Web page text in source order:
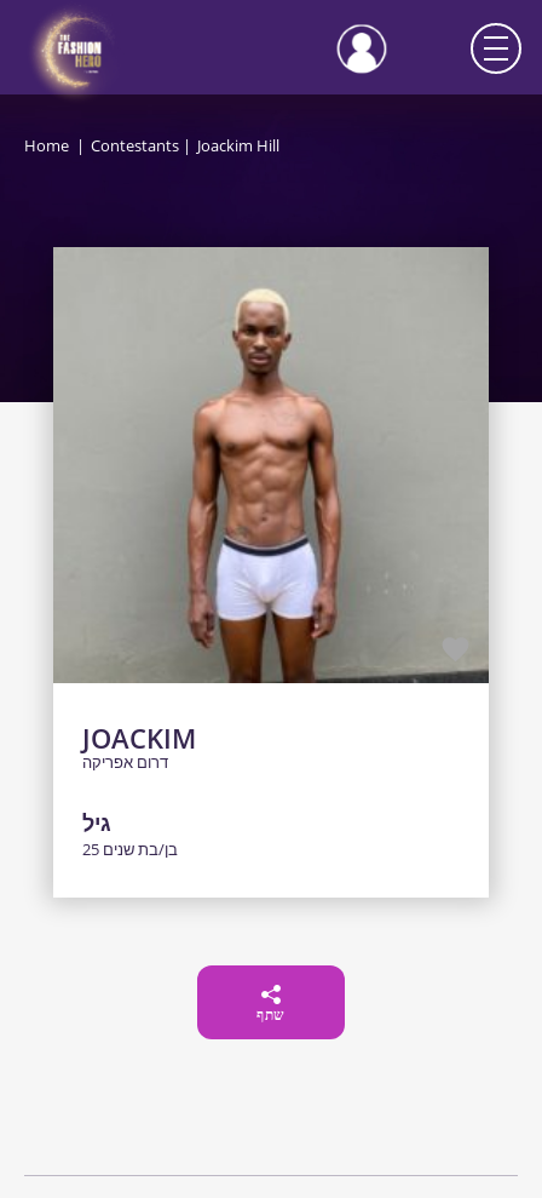
Home Contestants Joackim Hill
JOACKIM
דרום אפריקה
גיל
25 בן/בת שנים
שתף